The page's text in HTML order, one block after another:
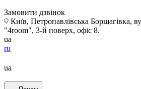
Замовити дзвінок
Київ, Петропавлівська Борщагівка,
"4room", 3-й поверх, офіс 8.
ua
ru
ua